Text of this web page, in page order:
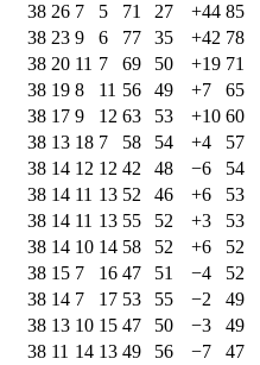
38 26 7 5 71 27 +44 85
38 23 9 6 77 35 +42 78
38 20 11 7 69 50 +19 71
38 19 8 11 56 49 +7
65
38 17 9 12 63 53 +10 60
38 13 18 7 58 54 +4
57
38 14 12 12 42 48 −6
54
38 14 11 13 52 46 +6
53
38 14 11 13 55 52 +3
53
38 14 10 14 58 52 +6
52
38 15 7 16 47 51 −4
52
38 14 7 17 53 55 −2
49
38 13 10 15 47 50 −3
49
38 11 14 13 49 56 −7
47